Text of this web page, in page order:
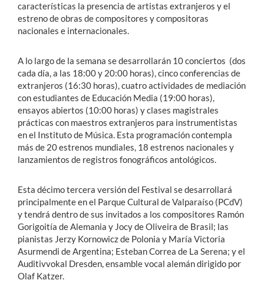
características la presencia de artistas extranjeros y el
estreno de obras de compositores y compositoras
nacionales e internacionales.
A lo largo de la semana se desarrollarán 10 conciertos (dos
cada día, a las 18:00 y 20:00 horas), cinco conferencias de
extranjeros (16:30 horas), cuatro actividades de mediación
con estudiantes de Educación Media (19:00 horas),
ensayos abiertos (10:00 horas) y clases magistrales
prácticas con maestros extranjeros para instrumentistas
en el Instituto de Música. Esta programación contempla
más de 20 estrenos mundiales, 18 estrenos nacionales y
lanzamientos de registros fonográficos antológicos.
Esta décimo tercera versión del Festival se desarrollará
principalmente en el Parque Cultural de Valparaíso (PCdV)
y tendrá dentro de sus invitados a los compositores Ramón
Gorigoitía de Alemania y Jocy de Oliveira de Brasil; las
pianistas Jerzy Kornowicz de Polonia y María Victoria
Asurmendi de Argentina; Esteban Correa de La Serena; y el
Auditivvokal Dresden, ensamble vocal alemán dirigido por
Olaf Katzer.